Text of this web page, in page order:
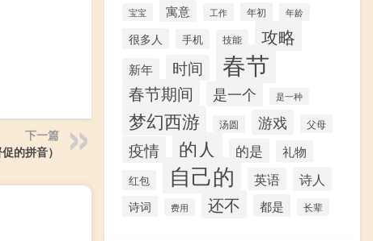
下一篇
的拼音）
宝宝 寓意 工作 年初 年龄
很多人 手机 技能 攻略
新年 时间 春节
春节期间 是一个 是一种
梦幻西游 汤圆 游戏 父母
疫情 的人 的是 礼物
红包 自己的 英语 诗人
诗词 费用 还不 都是 长辈